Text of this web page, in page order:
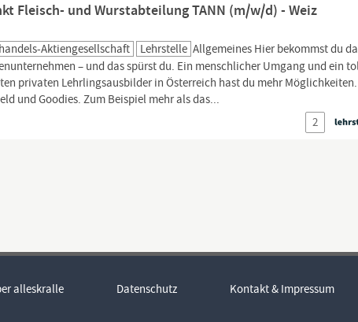
Fleisch- und Wurstabteilung TANN (m/w/d) - Weiz
Aktiengesellschaft Lehrstelle Allgemeines Hier bekommst du
– und das spürst du. Ein menschlicher Umgang und ein
privaten Lehrlingsausbilder in Österreich hast du mehr
und Goodies. Zum Beispiel mehr als das...
2
alleskralle Datenschutz Kontakt & Impressum